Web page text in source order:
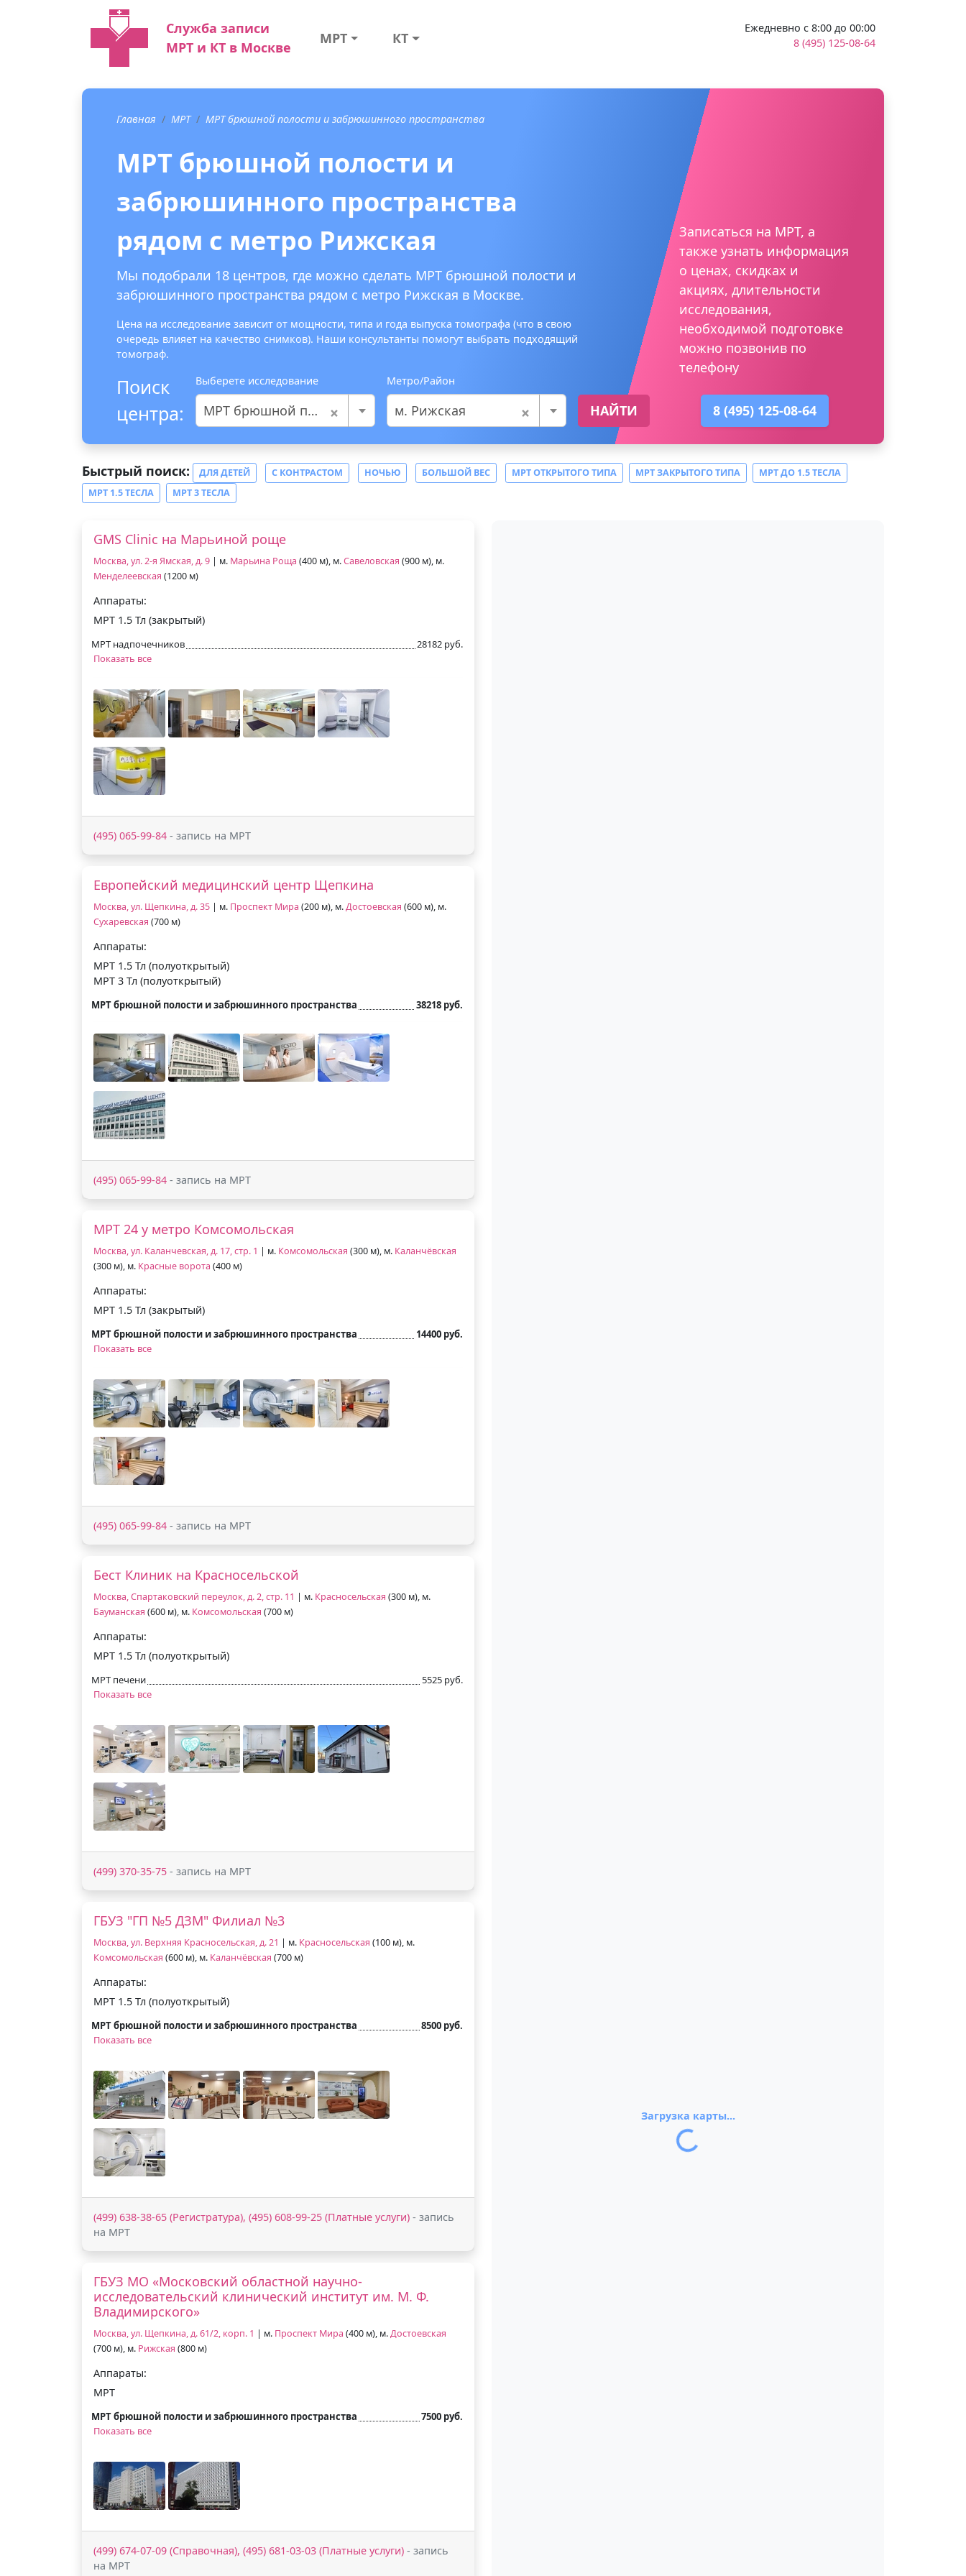
Служба записи
МРТ и КТ в Москве
МРТ КТ
Ежедневно с 8:00 до 00:00
8 (495) 125-08-64
Главная МРТ МРТ брюшной полости и забрюшинного пространства
МРТ брюшной полости и
забрюшинного пространства
рядом с метро Рижская
Мы подобрали 18 центров, где можно сделать МРТ брюшной полости и
забрюшинного пространства рядом с метро Рижская в Москве.
Цена на исследование зависит от мощности, типа и года выпуска томографа (что в свою
очередь влияет на качество снимков). Наши консультанты помогут выбрать подходящий
томограф.
Поиск
центра:
Выберете исследование
×
МРТ брюшной полости и забрюшинного пространства
Метро/Район
×
м. Рижская НАЙТИ
Записаться на МРТ, а
также узнать информация
о ценах, скидках и
акциях, длительности
исследования,
необходимой подготовке
можно позвонив по
телефону
8 (495) 125-08-64
Быстрый поиск: ДЛЯ ДЕТЕЙ С КОНТРАСТОМ НОЧЬЮ БОЛЬШОЙ ВЕС МРТ ОТКРЫТОГО ТИПА МРТ ЗАКРЫТОГО ТИПА
МРТ ДО 1.5 ТЕСЛА
МРТ 1.5 ТЕСЛА
МРТ 3 ТЕСЛА
GMS Clinic на Марьиной роще
Москва, ул. 2-я Ямская, д. 9 | м. Марьина Роща (400 м), м.Савеловская (900 м), м.
Менделеевская (1200 м)
Аппараты:
МРТ 1.5 Тл (закрытый)
МРТ надпочечников
28182 руб.
Показать все
(495) 065-99-84 - запись на МРТ
Европейский медицинский центр Щепкина
Москва, ул. Щепкина, д. 35 | м. Проспект Мира (200 м), м.Достоевская (600 м), м.
Сухаревская (700 м)
Аппараты:
МРТ 1.5 Тл (полуоткрытый)
МРТ 3 Тл (полуоткрытый)
МРТ брюшной полости и забрюшинного пространства 38218 руб.
(495) 065-99-84 - запись на МРТ
МРТ 24 у метро Комсомольская
Москва, ул. Каланчевская, д. 17, стр. 1 | м. Комсомольская (300 м), м. Каланчёвская
(300 м), м. Красные ворота (400 м)
Аппараты:
МРТ 1.5 Тл (закрытый)
МРТ брюшной полости и забрюшинного пространства
14400 руб.
Показать все
(495) 065-99-84 - запись на МРТ
Бест Клиник на Красносельской
Москва, Спартаковский переулок, д. 2, стр. 11 | м. Красносельская (300 м), м.
Бауманская (600 м), м. Комсомольская (700 м)
Аппараты:
МРТ 1.5 Тл (полуоткрытый)
МРТ печени
5525 руб.
Показать все
(499) 370-35-75 - запись на МРТ
ГБУЗ "ГП №5 ДЗМ" Филиал №3
Москва, ул. Верхняя Красносельская, д. 21 | м. Красносельская (100 м), м.
Комсомольская (600 м), м. Каланчёвская (700 м)
Аппараты:
МРТ 1.5 Тл (полуоткрытый)
МРТ брюшной полости и забрюшинного пространства
8500 руб.
Показать все
(499) 638-38-65 (Регистратура), (495) 608-99-25 (Платные услуги) - запись
на МРТ
ГБУЗ МО «Московский областной научно-
исследовательский клинический институт им. М. Ф.
Владимирского»
Москва, ул. Щепкина, д. 61/2, корп. 1 | м. Проспект Мира (400 м), м.Достоевская
(700 м), м. Рижская (800 м)
Аппараты:
МРТ
МРТ брюшной полости и забрюшинного пространства
7500 руб.
Показать все
(499) 674-07-09 (Справочная), (495) 681-03-03 (Платные услуги) - запись
на МРТ
Загрузка карты...